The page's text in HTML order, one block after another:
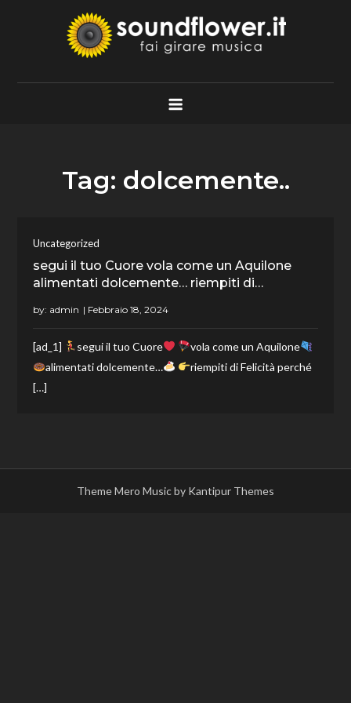
Soundflower.it
Fai Girare Musica
Tag: dolcemente..
Uncategorized
segui il tuo Cuore vola come un Aquilone
alimentati dolcemente… riempiti di…
by: admin
[ad_1] segui il tuo Cuore
vola come un Aquilone
alimentati dolcemente…
riempiti di Felicità perché
[…]
Theme Mero Music by Kantipur Themes